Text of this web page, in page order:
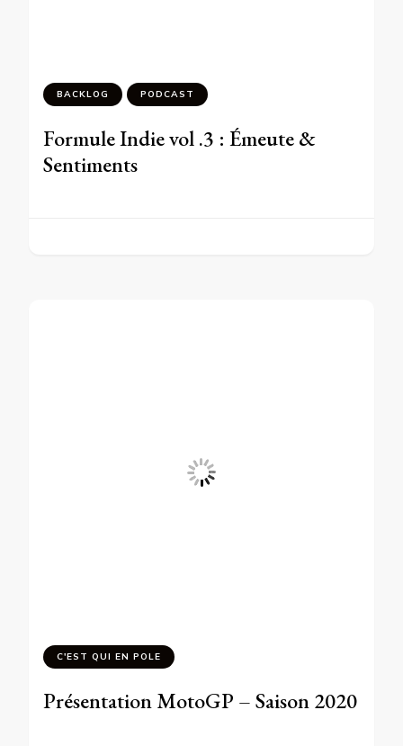
BACKLOG PODCAST
Formule Indie vol .3 : Émeute &
Sentiments
C'EST QUI EN POLE
Présentation MotoGP – Saison 2020